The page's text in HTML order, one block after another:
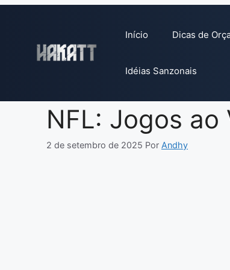
conteúdo
Início Dicas de
Idéias Sanzonais
NFL: Jogos ao
2 de setembro de 2025 Por Andhy